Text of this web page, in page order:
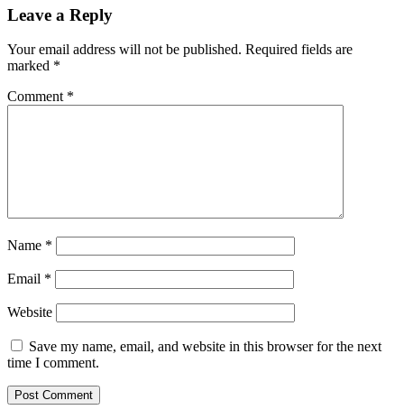
Leave a Reply
Your email address will not be published. Required fields are
marked *
Comment *
Name *
Email *
Website
Save my name, email, and website in this browser for the next
time I comment.